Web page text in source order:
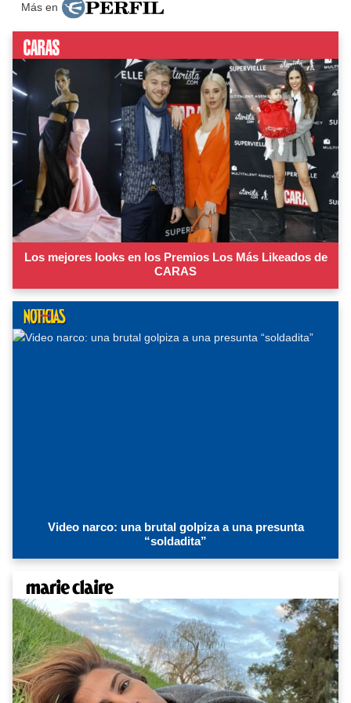
Más en
Los mejores looks en los Premios Los Más Likeados de
CARAS
Video narco: una brutal golpiza a una presunta
“soldadita”